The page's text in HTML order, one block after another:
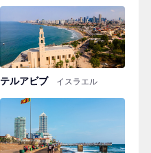
テルアビブ イスラエル